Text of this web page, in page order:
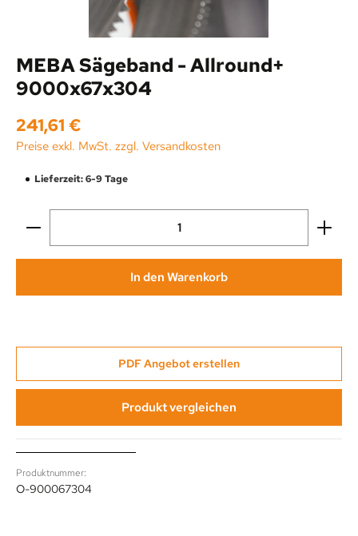
MEBA Sägeband - Allround+
9000x67x304
Regulärer Preis:
241,61 €
Preise exkl. MwSt. zzgl. Versandkosten
Lieferzeit: 6-9 Tage
Produkt Anzahl: Gib den gewünschten Wert ein
In den Warenkorb
PDF Angebot erstellen
Produkt vergleichen
Produktnummer:
O-900067304